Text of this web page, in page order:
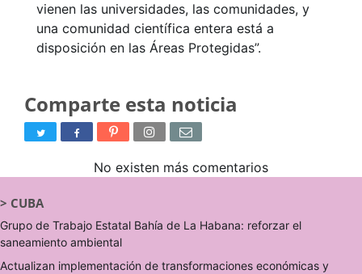
vienen las universidades, las comunidades, y
una comunidad científica entera está a
disposición en las Áreas Protegidas”.
Comparte esta noticia
No existen más comentarios
> CUBA
Grupo de Trabajo Estatal Bahía de La Habana: reforzar el
saneamiento ambiental
Actualizan implementación de transformaciones económicas y